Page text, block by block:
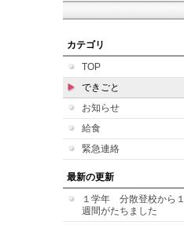
カテゴリ
TOP
できごと
お知らせ
給食
緊急連絡
最新の更新
１学年 分散登校から１
週間がたちました